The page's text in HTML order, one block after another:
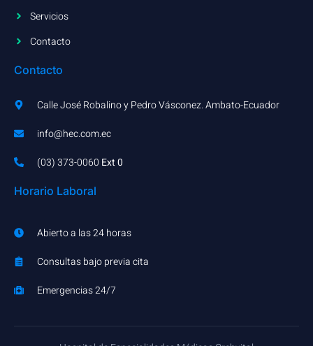
Servicios
Contacto
Contacto
Calle José Robalino y Pedro Vásconez. Ambato-Ecuador
info@hec.com.ec
(03) 373-0060​ Ext 0
Horario Laboral
Abierto a las 24 horas
Consultas bajo previa cita
Emergencias 24/7